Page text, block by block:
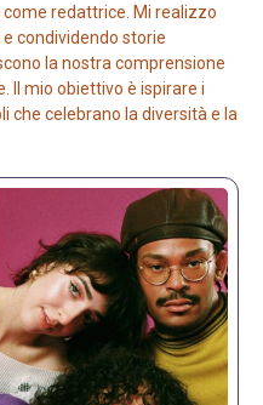
redattrice. Mi realizzo
condividendo storie
la nostra comprensione
Il mio obiettivo è ispirare i
che celebrano la diversità e la